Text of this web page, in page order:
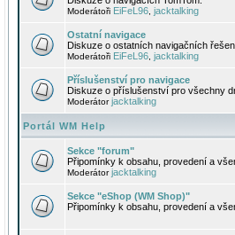
Moderátoři EiFeL96 jacktalking
Ostatní navigace
Diskuze o ostatních navigačních
Moderátoři EiFeL96 jacktalking
Příslušenství pro navigace
Diskuze o příslušenství pro všechny
Moderátorjacktalking
Portál WM Help
Sekce "forum"
Připomínky k obsahu, provedení a
Moderátorjacktalking
Sekce "eShop (WM Shop)"
Připomínky k obsahu, provedení a